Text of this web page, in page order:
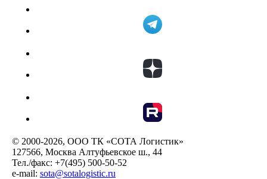
© 2000-2026, ООО ТК «СОТА Логистик»
127566, Москва Алтуфьевское ш., 44
Тел./факс: +7(495) 500-50-52
e-mail: sota@sotalogistic.ru